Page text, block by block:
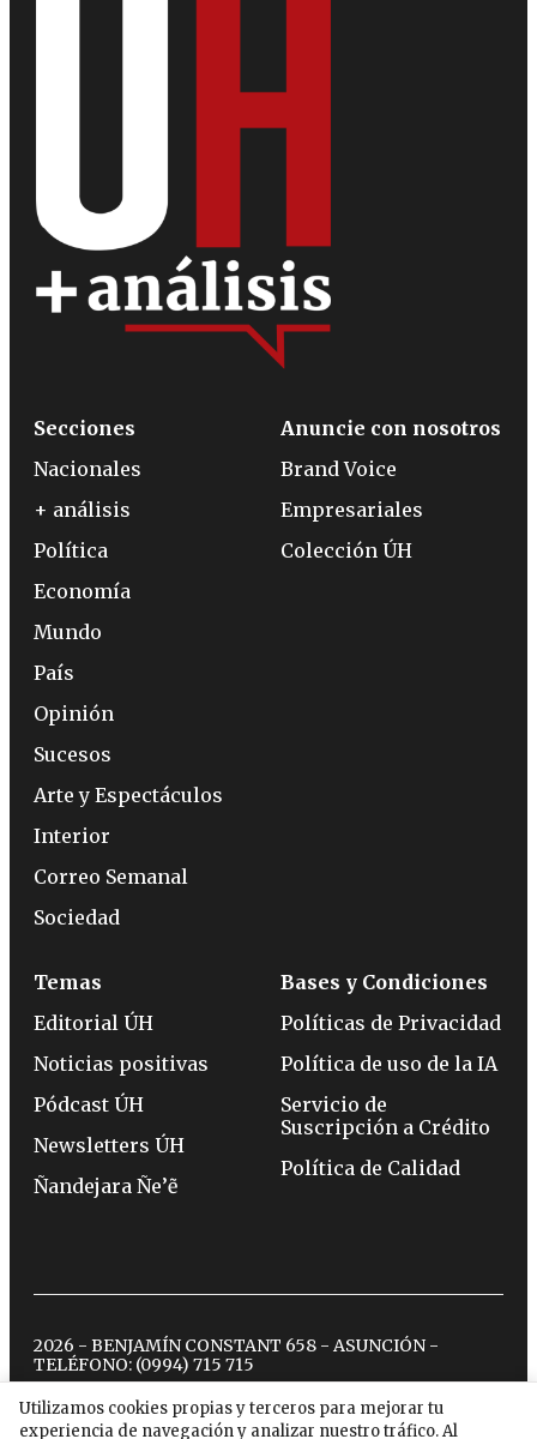
Utilizamos cookies propias y terceros para mejorar tu
experiencia de navegación y analizar nuestro tráfico. Al
Secciones
Nacionales
+ análisis
Política
Economía
Mundo
País
Opinión
Sucesos
Arte y Espectáculos
Interior
Correo Semanal
Sociedad
Anuncie con nosotros
Brand Voice
Empresariales
Colección ÚH
Temas
Editorial ÚH
Noticias positivas
Pódcast ÚH
Newsletters ÚH
Ñandejara Ñe’ẽ
Bases y Condiciones
Políticas de Privacidad
Política de uso de la IA
Servicio de
Suscripción a Crédito
Política de Calidad
2026 - BENJAMÍN CONSTANT 658 - ASUNCIÓN -
TELÉFONO: (0994) 715 715